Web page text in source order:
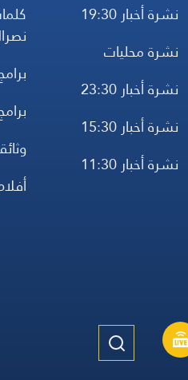
نشرة أخبار 19:30
نشرة محليات
نشرة أخبار 23:30
نشرة أخبار 15:30
نشرة أخبار 11:30